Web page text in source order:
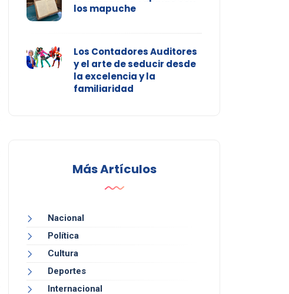
los mapuche
Los Contadores Auditores
y el arte de seducir desde
la excelencia y la
familiaridad
Más Artículos
Nacional
Política
Cultura
Deportes
Internacional